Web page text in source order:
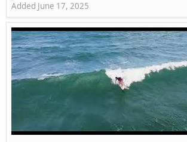
Added June 17, 2025